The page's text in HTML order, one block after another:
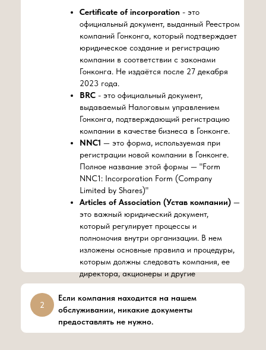
Certificate of incorporation - это
официальный документ, выданный Реестром
компаний Гонконга, который подтверждает
юридическое создание и регистрацию
компании в соответствии с законами
Гонконга. Не издаётся после 27 декабря
2023 года.
BRС - это официальный документ,
выдаваемый Налоговым управлением
Гонконга, подтверждающий регистрацию
компании в качестве бизнеса в Гонконге.
NNC1 — это форма, используемая при
регистрации новой компании в Гонконге.
Полное название этой формы — "Form
NNC1: Incorporation Form (Company
Limited by Shares)"
Articles of Association (Устав компании) —
это важный юридический документ,
который регулирует процессы и
полномочия внутри организации. В нем
изложены основные правила и процедуры,
которым должны следовать компания, ее
директора, акционеры и другие
заинтересованные лица.
Если компания находится на нашем
обслуживании, никакие документы
предоставлять не нужно.
2